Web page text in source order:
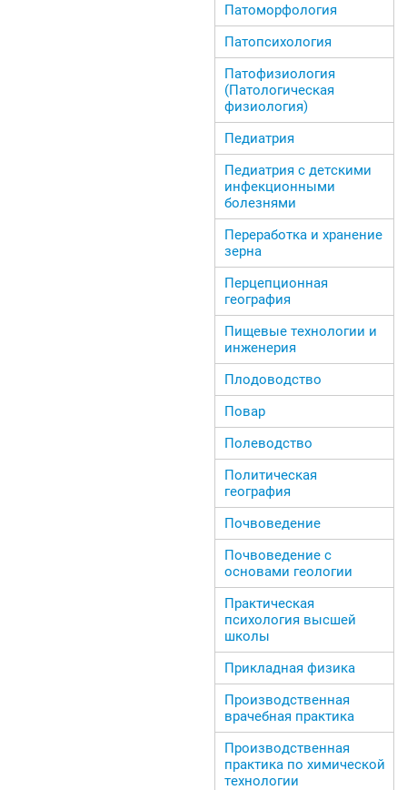
Патоморфология
Патопсихология
Патофизиология
(Патологическая
физиология)
Педиатрия
Педиатрия с детскими
инфекционными
болезнями
Переработка и хранение
зерна
Перцепционная
география
Пищевые технологии и
инженерия
Плодоводство
Повар
Полеводство
Политическая
география
Почвоведение
Почвоведение с
основами геологии
Практическая
психология высшей
школы
Прикладная физика
Производственная
врачебная практика
Производственная
практика по химической
технологии